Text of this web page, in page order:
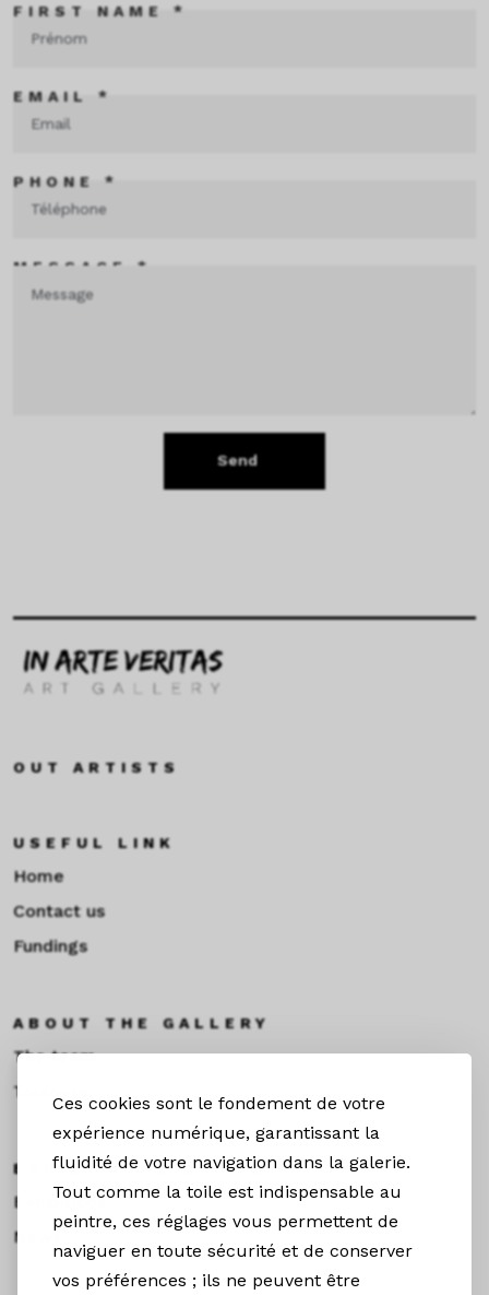
Ces cookies sont le fondement de votre
expérience numérique, garantissant la
fluidité de votre navigation dans la galerie.
Tout comme la toile est indispensable au
peintre, ces réglages vous permettent de
naviguer en toute sécurité et de conserver
vos préférences ; ils ne peuvent être
FIRST NAME *
EMAIL *
PHONE *
MESSAGE *
Send
OUT ARTISTS
USEFUL LINK
Home
Contact us
Fundings
ABOUT THE GALLERY
The team
Toulouse
EXHIBITIONS &NEWS
Exhibitions
News